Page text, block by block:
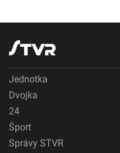
Jednotka
Dvojka
24
Šport
Správy STVR